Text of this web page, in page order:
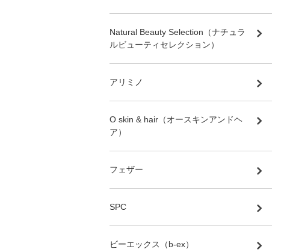
Natural Beauty Selection（ナチュラ
ルビューティセレクション）
アリミノ
O skin & hair（オースキンアンドヘ
ア）
フェザー
SPC
ビーエックス（b-ex）